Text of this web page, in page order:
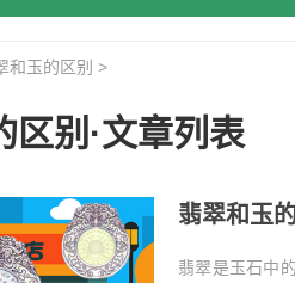
和玉的区别 >
区别·文章列表
翡翠和玉
翡翠是玉石中